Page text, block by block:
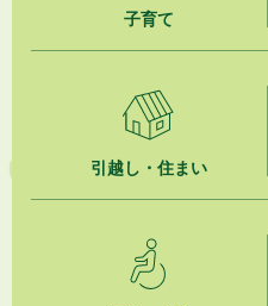
市民の勇気ある応急手当に感謝状を
夏季休暇期間 開業医等診療予定
「水道カルテ」の公表について
子育て
引越し・住まい